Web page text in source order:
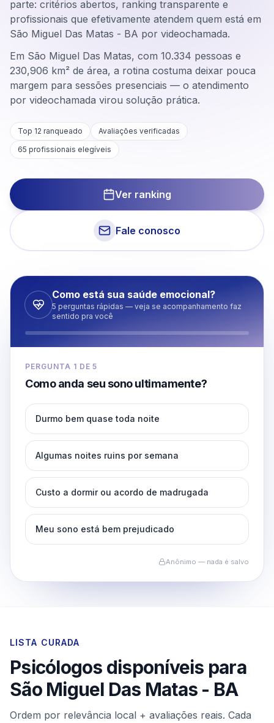
parte: critérios abertos, ranking transparente e
profissionais que efetivamente atendem quem está em
São Miguel Das Matas - BA por videochamada.
Em São Miguel Das Matas, com 10.334 pessoas e
230,906 km² de área, a rotina costuma deixar pouca
margem para sessões presenciais — o atendimento
por videochamada virou solução prática.
Top 12 ranqueado
Avaliações verificadas
65 profissionais elegíveis
Ver ranking
Fale conosco
Como está sua saúde emocional?
5 perguntas rápidas — veja se acompanhamento faz
sentido pra você
PERGUNTA 1 DE5
Como anda seu sono ultimamente?
Durmo bem quase toda noite
Algumas noites ruins por semana
Custo a dormir ou acordo de madrugada
Meu sono está bem prejudicado
Anônimo — nada é salvo
LISTA CURADA
Psicólogos disponíveis para
São Miguel Das Matas - BA
Ordem por relevância local + avaliações reais. Cada